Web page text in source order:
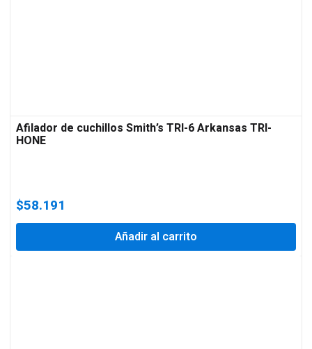
Afilador de cuchillos Smith’s TRI-6 Arkansas TRI-
HONE
$58.191
Añadir al carrito